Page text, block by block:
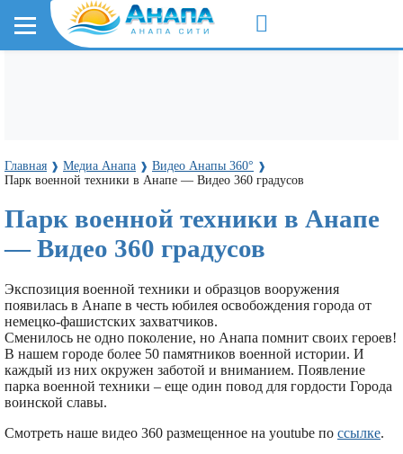
Главная ❱ Медиа Анапа ❱ Видео Анапы 360° ❱
Парк военной техники в Анапе — Видео 360 градусов
Парк военной техники в Анапе
— Видео 360 градусов
Экспозиция военной техники и образцов вооружения
появилась в Анапе в честь юбилея освобождения города от
немецко-фашистских захватчиков.
Сменилось не одно поколение, но Анапа помнит своих героев!
В нашем городе более 50 памятников военной истории. И
каждый из них окружен заботой и вниманием. Появление
парка военной техники – еще один повод для гордости Города
воинской славы.
Смотреть наше видео 360 размещенное на youtube по ссылке.